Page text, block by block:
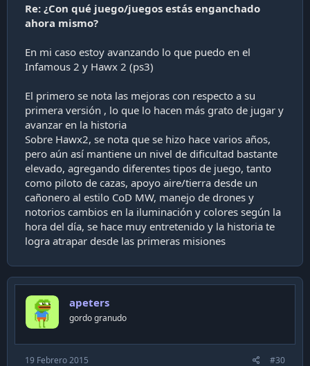
Re: ¿Con qué juego/juegos estás enganchado
ahora mismo?
En mi caso estoy avanzando lo que puedo en el
Infamous 2 y Hawx 2 (ps3)
El primero se nota las mejoras con respecto a su
primera versión , lo que lo hacen más grato de jugar y
avanzar en la historia
Sobre Hawx2, se nota que se hizo hace varios años,
pero aún así mantiene un nivel de dificultad bastante
elevado, agregando diferentes tipos de juego, tanto
como piloto de cazas, apoyo aire/tierra desde un
cañonero al estilo CoD MW, manejo de drones y
notorios cambios en la iluminación y colores según la
hora del día, se hace muy entretenido y la historia te
logra atrapar desde las primeras misiones
apeters
gordo granudo
19 Febrero 2015 #30